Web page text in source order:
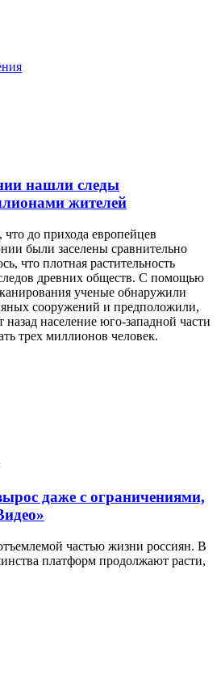
нашли следы
жителей
что до прихода европейцев
были заселены сравнительно
что плотная растительность
древних обществ. С помощью
ученые обнаружили
сооружений и предположили,
назад население юго-западной части
трех миллионов человек.
даже с ограничениями,
частью жизни россиян. В
платформ продолжают расти,